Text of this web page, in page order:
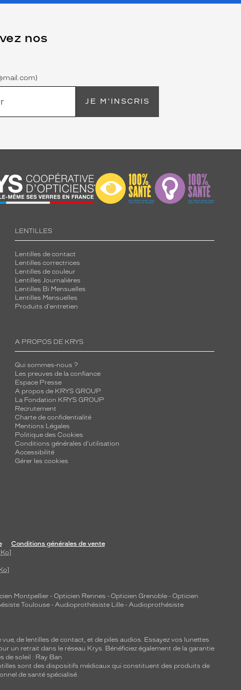
nos
JE M'INSCRIS
LENTILLES
Lentilles de contact
Lentilles correctrices
Lentilles de couleur
Lentilles Journalières
Lentilles Bi Mensuelles
Lentilles Mensuelles
Produits d'entretien
A PROPOS DE KRYS
Qui sommes-nous ?
Les preuves de la confiance
Espace Presse
A propos de KRYS GROUP
La Fondation KRYS GROUP
Recrutement
Charte de confidentialité
Mentions Légales
Politique des Cookies
Conditions générales d'utilisation
Accessibilité
Gérer les cookies
Conditions générales de vente
Ko]
Ko]
Montpellier - Opticien Rennes - Opticien Grenoble - Opticien
Toulouse - Audioprothésiste Lille - Audioprothésiste
vue, de lentilles de contact, et de piles audios. Essayez vos lunettes
un retrait dans le réseau Krys. Bénéficiez également de la garantie
de soleil : Ray Ban
sont des dispositifs médicaux qui constituent des produits de
de santé spécialisé.